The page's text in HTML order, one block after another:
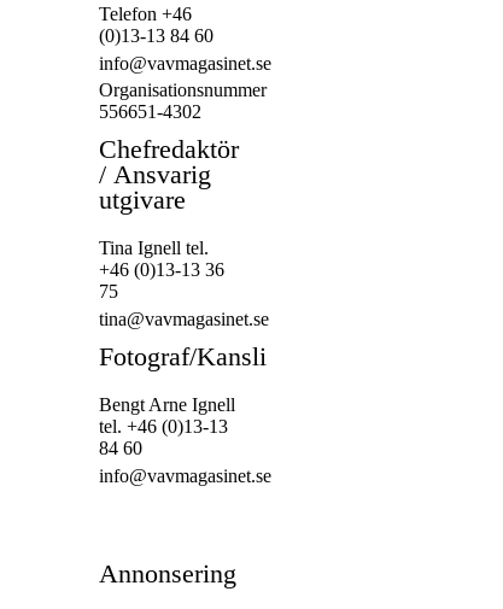
Telefon +46
(0)13-13 84 60
info@vavmagasinet.se
Organisationsnummer
556651-4302
Chefredaktör
/ Ansvarig
utgivare
Tina Ignell tel.
+46 (0)13-13 36
75
tina@vavmagasinet.se
Fotograf/Kansli
Bengt Arne Ignell
tel. +46 (0)13-13
84 60
info@vavmagasinet.se
Annonsering